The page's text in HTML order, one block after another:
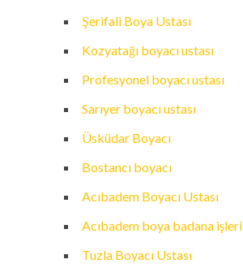
Şerifali Boya Ustası
Kozyatağı boyacı ustası
Profesyonel boyacı ustası
Sarıyer boyacı ustası
Üsküdar Boyacı
Bostancı boyacı
Acıbadem Boyacı Ustası
Acıbadem boya badana işleri
Tuzla Boyacı Ustası